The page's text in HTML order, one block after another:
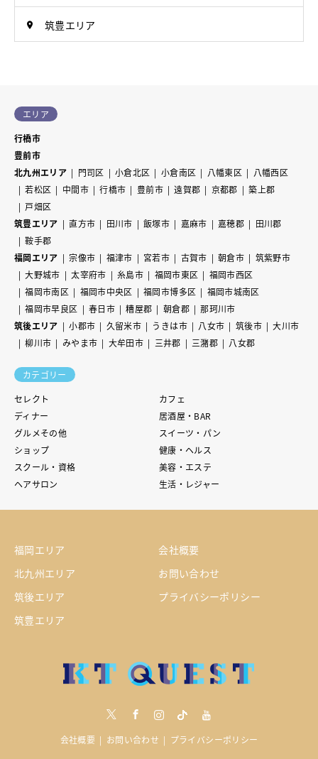
筑豊エリア
エリア
行橋市
豊前市
北九州エリア
門司区 小倉北区 小倉南区 八幡東区
八幡西区
若松区
中間市 行橋市 豊前市 遠賀郡 京都郡
築上郡
戸畑区
筑豊エリア
直方市 田川市 飯塚市 嘉麻市 嘉穂郡
田川郡
鞍手郡
福岡エリア
宗像市 福津市 宮若市 古賀市 朝倉市
筑紫野市
大野城市
太宰府市 糸島市 福岡市東区
福岡市西区
福岡市南区
福岡市中央区 福岡市博多区
福岡市城南区
福岡市早良区
春日市 糟屋郡 朝倉郡
那珂川市
筑後エリア
小郡市 久留米市 うきは市 八女市 筑後市
大川市
柳川市
みやま市 大牟田市 三井郡 三潴郡 八女郡
カテゴリー
セレクト
カフェ
ディナー
居酒屋・BAR
グルメその他
スイーツ・パン
ショップ
健康・ヘルス
スクール・資格
美容・エステ
ヘアサロン
生活・レジャー
福岡エリア
北九州エリア
筑後エリア
筑豊エリア
会社概要
お問い合わせ
プライバシーポリシー
Instagramtiktock youtube
会社概要 お問い合わせ プライバシーポリシー